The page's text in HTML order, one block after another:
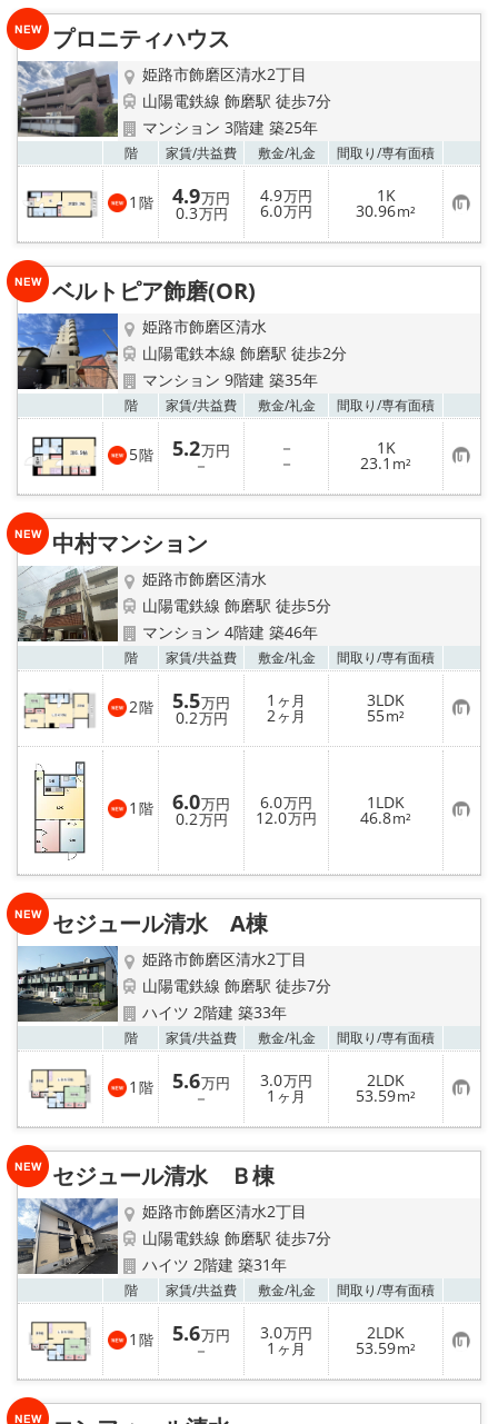
り
プロニティハウス
姫路市飾磨区清水2丁目
山陽電鉄線 飾磨駅 徒歩7分
マンション 3階建 築25年
階 家賃/共益費 敷金/礼金 間取り/専有面積
1 階 4.9万円
0.3万円
4.9万円
6.0万円
1K
30.96m² お
気
に
り
ベルトピア飾磨(OR)
姫路市飾磨区清水
山陽電鉄本線 飾磨駅 徒歩2分
マンション 9階建 築35年
階 家賃/共益費 敷金/礼金 間取り/専有面積
5階 5.2万円
－
－
－
1K
23.1 m² お
気
に
り
中村マンション
姫路市飾磨区清水
山陽電鉄線 飾磨駅 徒歩5分
マンション 4階建 築46年
階 家賃/共益費 敷金/礼金 間取り/専有面積
2階 5.5万円
0.2万円
1 ヶ月
2ヶ月
3LDK
55m² お
気
に
入
り
登
録
1 階 6.0万円
0.2万円
6.0万円
12.0万円
1LDK
46.8m² お
気
に
入
り
登
セジュール清水 A棟
姫路市飾磨区清水2丁目
山陽電鉄線 飾磨駅 徒歩7分
ハイツ 2階建 築33年
階 家賃/共益費 敷金/礼金 間取り/専有面積
1 階 5.6万円
－
3.0万円
1 ヶ月
2LDK
53.59m² お
気
に
り
セジュール清水 Ｂ棟
姫路市飾磨区清水2丁目
山陽電鉄線 飾磨駅 徒歩7分
ハイツ 2階建 築31年
階 家賃/共益費 敷金/礼金 間取り/専有面積
1 階 5.6万円
－
3.0万円
1 ヶ月
2LDK
53.59m² お
気
に
り